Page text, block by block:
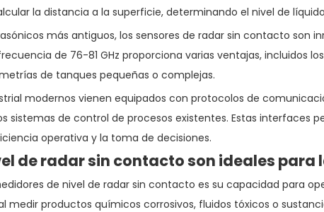
la distancia a la superficie, determinando el nivel de
más antiguos, los sensores de radar sin contacto son
de 76-81 GHz proporciona varias ventajas, incluidos
de tanques pequeñas o complejas.
modernos vienen equipados con protocolos de
de control de procesos existentes. Estas interfaces
operativa y la toma de decisiones.
de radar sin contacto son ideales
de nivel de radar sin contacto es su capacidad para
productos químicos corrosivos, fluidos tóxicos o